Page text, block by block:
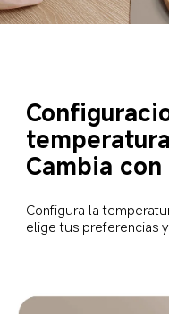
Cambia
Configura la
elige tus preferencias